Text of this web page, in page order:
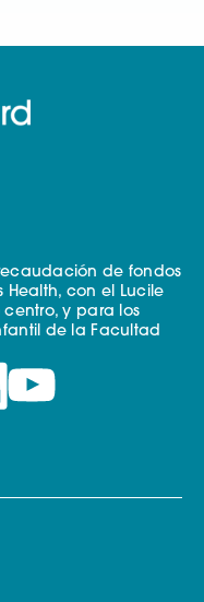
de fondos
con el Lucile
y para los
de la Facultad